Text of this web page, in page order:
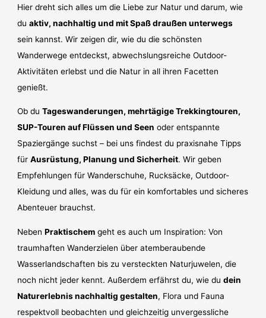
Hier dreht sich alles um die Liebe zur Natur und darum, wie
duaktiv, nachhaltig und mit Spaß draußen unterwegs
sein kannst. Wir zeigen dir, wie du die schönsten
Wanderwege entdeckst, abwechslungsreiche Outdoor-
Aktivitäten erlebst und die Natur in all ihren Facetten
genießt.
Ob duTageswanderungen, mehrtägige Trekkingtouren,
SUP-Touren auf Flüssen und Seen oder entspannte
Spaziergänge suchst – bei uns findest du praxisnahe Tipps
fürAusrüstung, Planung und Sicherheit. Wir geben
Empfehlungen für Wanderschuhe, Rucksäcke, Outdoor-
Kleidung und alles, was du für ein komfortables und sicheres
Abenteuer brauchst.
NebenPraktischem geht es auch um Inspiration: Von
traumhaften Wanderzielen über atemberaubende
Wasserlandschaften bis zu versteckten Naturjuwelen, die
noch nicht jeder kennt. Außerdem erfährst du, wie dudein
Naturerlebnis nachhaltig gestalten, Flora und Fauna
respektvoll beobachten und gleichzeitig unvergessliche